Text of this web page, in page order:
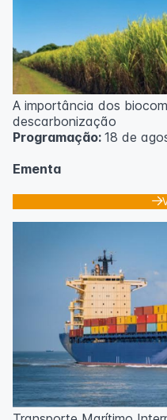
A importância dos
descarbonização
Programação: 18 de
Ementa
Classificação dos
Tecnologias de produção
Conceitos sobre
Conceitos e fontes
sanitário, estações de
agrícolas.
Biodigestores.
Usos e aplicações dos
Identificação das
tecnologia para
ecológica.